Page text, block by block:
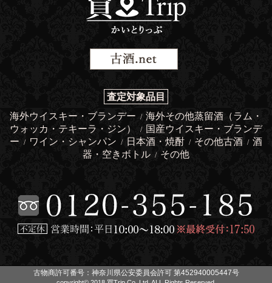
査定対象品目
海外ウイスキー・ブランデー / 海外その他蒸留酒（ラム・
ウォッカ・テキーラ・ジン）
/ 国産ウイスキー・ブランデ
ー / ワイン・シャンパン / 日本酒・焼酎 / その他古酒 / 酒
器・空きボトル / その他
古物商許可番号：神奈川県公安委員会許可 第452940005447号